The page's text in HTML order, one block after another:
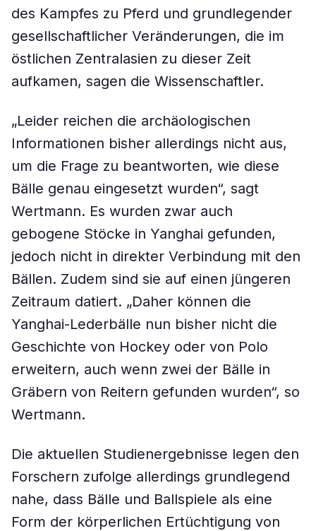
des Kampfes zu Pferd und grundlegender
gesellschaftlicher Veränderungen, die im
östlichen Zentralasien zu dieser Zeit
aufkamen, sagen die Wissenschaftler.
„Leider reichen die archäologischen
Informationen bisher allerdings nicht aus,
um die Frage zu beantworten, wie diese
Bälle genau eingesetzt wurden“, sagt
Wertmann. Es wurden zwar auch
gebogene Stöcke in Yanghai gefunden,
jedoch nicht in direkter Verbindung mit den
Bällen. Zudem sind sie auf einen jüngeren
Zeitraum datiert. „Daher können die
Yanghai-Lederbälle nun bisher nicht die
Geschichte von Hockey oder von Polo
erweitern, auch wenn zwei der Bälle in
Gräbern von Reitern gefunden wurden“, so
Wertmann.
Die aktuellen Studienergebnisse legen den
Forschern zufolge allerdings grundlegend
nahe, dass Bälle und Ballspiele als eine
Form der körperlichen Ertüchtigung von